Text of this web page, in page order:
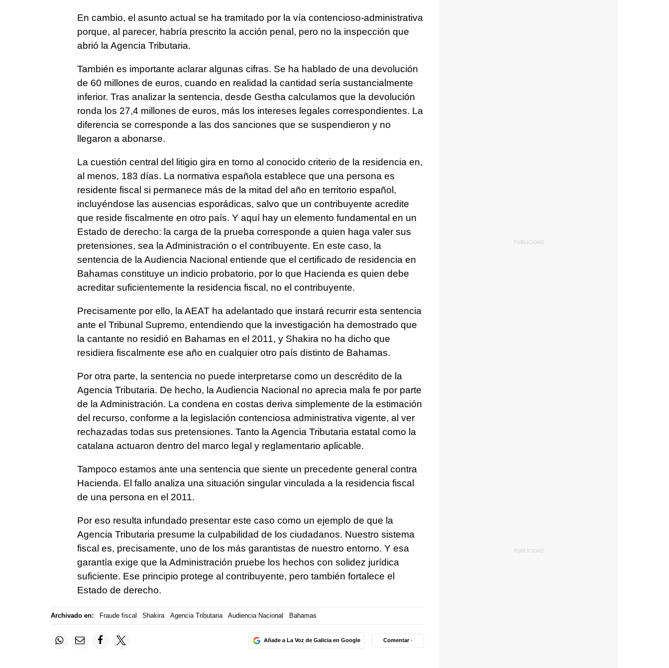
En cambio, el asunto actual se ha tramitado por la vía contencioso-administrativa
porque, al parecer, habría prescrito la acción penal, pero no la inspección que
abrió la Agencia Tributaria.
También es importante aclarar algunas cifras. Se ha hablado de una devolución
de 60 millones de euros, cuando en realidad la cantidad sería sustancialmente
inferior. Tras analizar la sentencia, desde Gestha calculamos que la devolución
ronda los 27,4 millones de euros, más los intereses legales correspondientes. La
diferencia se corresponde a las dos sanciones que se suspendieron y no
llegaron a abonarse.
La cuestión central del litigio gira en torno al conocido criterio de la residencia en,
al menos, 183 días. La normativa española establece que una persona es
residente fiscal si permanece más de la mitad del año en territorio español,
incluyéndose las ausencias esporádicas, salvo que un contribuyente acredite
que reside fiscalmente en otro país. Y aquí hay un elemento fundamental en un
Estado de derecho: la carga de la prueba corresponde a quien haga valer sus
pretensiones, sea la Administración o el contribuyente. En este caso, la
sentencia de la Audiencia Nacional entiende que el certificado de residencia en
Bahamas constituye un indicio probatorio, por lo que Hacienda es quien debe
acreditar suficientemente la residencia fiscal, no el contribuyente.
Precisamente por ello, la AEAT ha adelantado que instará recurrir esta sentencia
ante el Tribunal Supremo, entendiendo que la investigación ha demostrado que
la cantante no residió en Bahamas en el 2011, y Shakira no ha dicho que
residiera fiscalmente ese año en cualquier otro país distinto de Bahamas.
Por otra parte, la sentencia no puede interpretarse como un descrédito de la
Agencia Tributaria. De hecho, la Audiencia Nacional no aprecia mala fe por parte
de la Administración. La condena en costas deriva simplemente de la estimación
del recurso, conforme a la legislación contenciosa administrativa vigente, al ver
rechazadas todas sus pretensiones. Tanto la Agencia Tributaria estatal como la
catalana actuaron dentro del marco legal y reglamentario aplicable.
Tampoco estamos ante una sentencia que siente un precedente general contra
Hacienda. El fallo analiza una situación singular vinculada a la residencia fiscal
de una persona en el 2011.
Por eso resulta infundado presentar este caso como un ejemplo de que la
Agencia Tributaria presume la culpabilidad de los ciudadanos. Nuestro sistema
fiscal es, precisamente, uno de los más garantistas de nuestro entorno. Y esa
garantía exige que la Administración pruebe los hechos con solidez jurídica
suficiente. Ese principio protege al contribuyente, pero también fortalece el
Estado de derecho.
Archivado en: Fraude fiscal Shakira Agencia Tributaria Audiencia Nacional Bahamas
Añade a La Voz de Galicia en Google Comentar ·